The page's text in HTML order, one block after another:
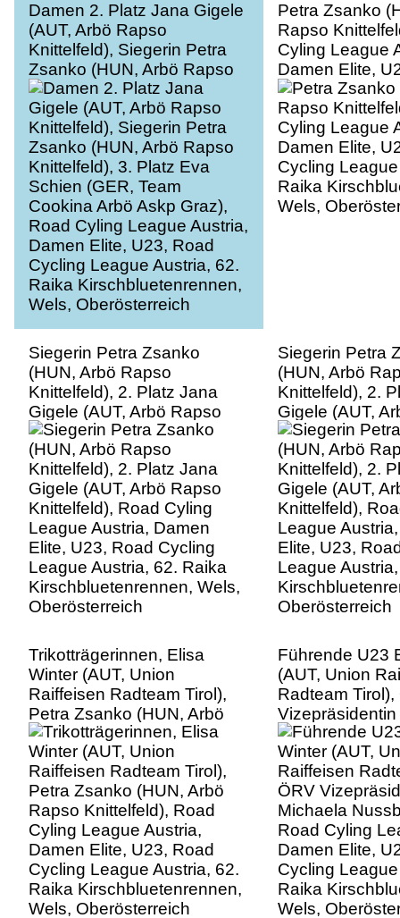
Damen 2. Platz Jana Gigele
(AUT, Arbö Rapso
Knittelfeld), Siegerin Petra
Zsanko (HUN, Arbö Rapso
Knittelfeld), 3. Platz Eva
Schien (GER, Team
Cookina Arbö Askp Graz),
Road Cyling League Austria,
Damen Elite, U23, Road
Cycling League Austria, 62.
Raika Kirschbluetenrennen,
Wels, Oberösterreich
Petra Zsanko
Rapso
Cyling League
Damen Elite,
Cycling
Raika
Wels,
Siegerin Petra Zsanko
(HUN, Arbö Rapso
Knittelfeld), 2. Platz Jana
Gigele (AUT, Arbö Rapso
Knittelfeld), Road Cyling
League Austria, Damen
Elite, U23, Road Cycling
League Austria, 62. Raika
Kirschbluetenrennen, Wels,
Oberösterreich
Siegerin Petra
(HUN, Arbö
Knittelfeld), 2.
Gigele (AUT,
Knittelfeld),
League
Elite, U23,
League
Oberösterreich
Trikotträgerinnen, Elisa
Winter (AUT, Union
Raiffeisen Radteam Tirol),
Petra Zsanko (HUN, Arbö
Rapso Knittelfeld), Road
Cyling League Austria,
Damen Elite, U23, Road
Cycling League Austria, 62.
Raika Kirschbluetenrennen,
Wels, Oberösterreich
Führende U23
(AUT, Union
Radteam Tirol),
Nussbaumer,
League
Elite, U23,
League
Oberösterreich